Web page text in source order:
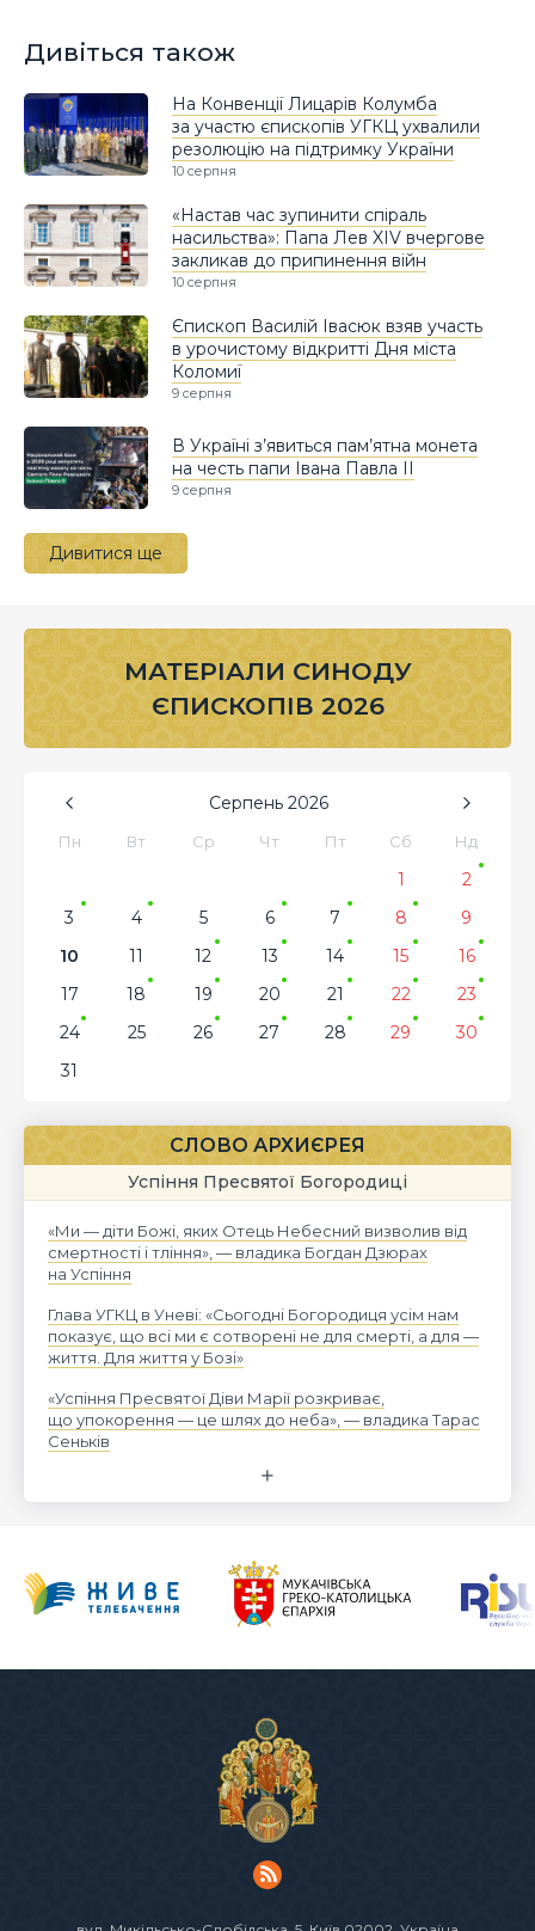
Дивіться також
На Конвенції Лицарів Колумба
за участю єпископів УГКЦ ухвалили
резолюцію на підтримку України
10 серпня
«Настав час зупинити спіраль
насильства»: Папа Лев XIV вчергове
закликав до припинення війн
10 серпня
Єпископ Василій Івасюк взяв участь
в урочистому відкритті Дня міста
Коломиї
9 серпня
В Україні з’явиться пам’ятна монета
на честь папи Івана Павла II
9 серпня
Дивитися ще
МАТЕРІАЛИ СИНОДУ
ЄПИСКОПІВ 2026
Серпень 2026
Пн Вт Ср Чт Пт Сб Нд
1
2
3
4 5 6 7 8
9
10
11 12 13 14 15
16
17
18 19 20 21 22
23
24
25 26 27 28 29
30
31
СЛОВО АРХИЄРЕЯ
Успіння Пресвятої Богородиці
«Ми — діти Божі, яких Отець Небесний визволив від
смертності і тління», — владика Богдан Дзюрах
на Успіння
Глава УГКЦ в Уневі: «Сьогодні Богородиця усім нам
показує, що всі ми є сотворені не для смерті, а для —
життя. Для життя у Бозі»
«Успіння Пресвятої Діви Марії розкриває,
що упокорення — це шлях до неба», — владика Тарас
Сеньків